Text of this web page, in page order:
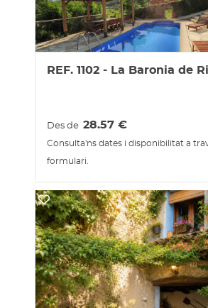
REF. 1102 - La Baronia de
Des de 28.57€
Consulta'ns dates i disponibilitat a
formulari.